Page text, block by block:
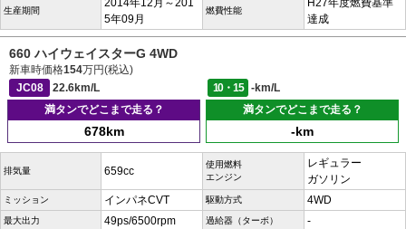
生産期間
2014年12月～201
5年09月
燃費性能
H27年度燃費基準
達成
660 ハイウェイスターG 4WD
新車時価格154万円(税込)
JC08
22.6km/L 10・15
-km/L
満タンでどこまで走る？
678km
満タンでどこまで走る？
-km
排気量 659cc
使用燃料
エンジン
レギュラー
ガソリン
ミッション インパネCVT 駆動方式 4WD
最大出力 49ps/6500rpm 過給器（ターボ） -